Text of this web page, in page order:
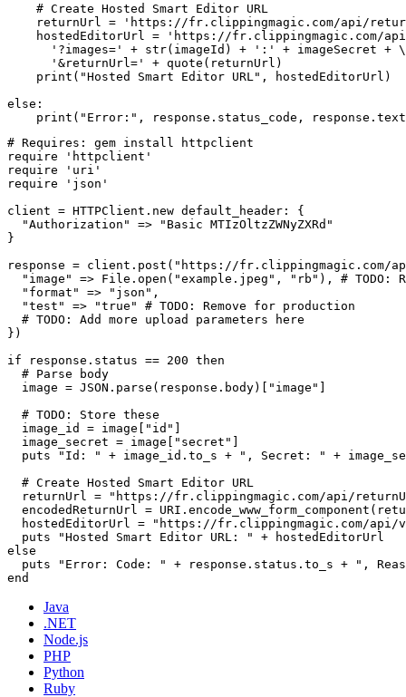
    # Create Hosted Smart Editor URL
returnUrl = 'https://fr.clippingmagic.com/api/
hostedEditorUrl = 'https://fr.clippingmagic.com/
      '?images=' + str(imageId) + ':' + imageSecret + \
      '&returnUrl=' + quote(returnUrl)
    print("Hosted Smart Editor URL", hostedEditorUrl)
else:
# Requires: gem install httpclient
require 'httpclient'
require 'uri'
require 'json'
client = HTTPClient.new default_header: {
  "Authorization" => "Basic MTIzOltzZWNyZXRd"
}
response = client.post("https://fr.clippingmagic.com/
"image" => File.open("example.jpeg", "rb"), # TODO:
  "format" => "json",
  "test" => "true" # TODO: Remove for production
  # TODO: Add more upload parameters here
})
if response.status == 200 then
  # Parse body
  image = JSON.parse(response.body)["image"]
  # TODO: Store these
  image_id = image["id"]
  image_secret = image["secret"]
puts "Id: " + image_id.to_s + ", Secret: " +
  # Create Hosted Smart Editor URL
returnUrl = "https://fr.clippingmagic.com/api/
encodedReturnUrl =
hostedEditorUrl = "https://fr.clippingmagic.com/
  puts "Hosted Smart Editor URL: " + hostedEditorUrl
else
puts "Error: Code: " + response.status.to_s + ",
Java
.NET
Node.js
PHP
Python
Ruby